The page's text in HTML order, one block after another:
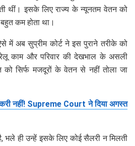
थीं। इसके लिए राज्य के न्यूनतम वेतन को
कम होता था।
में अब सुप्रीम कोर्ट ने इस पुराने तरीके को
काम और परिवार की देखभाल के असली
सिर्फ मजदूरों के वेतन से नहीं तोला जा
नहीं! Supreme Court ने दिया अगस्त
भले ही उन्हें इसके लिए कोई सैलरी न मिलती